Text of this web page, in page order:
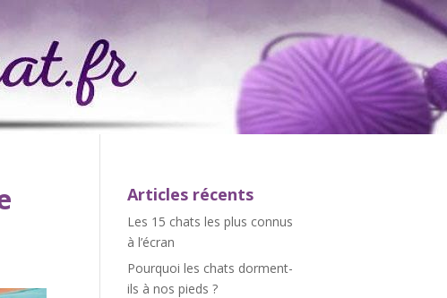
Articles récents
Les 15 chats les plus connus
à l’écran
Pourquoi les chats dorment-
ils à nos pieds ?